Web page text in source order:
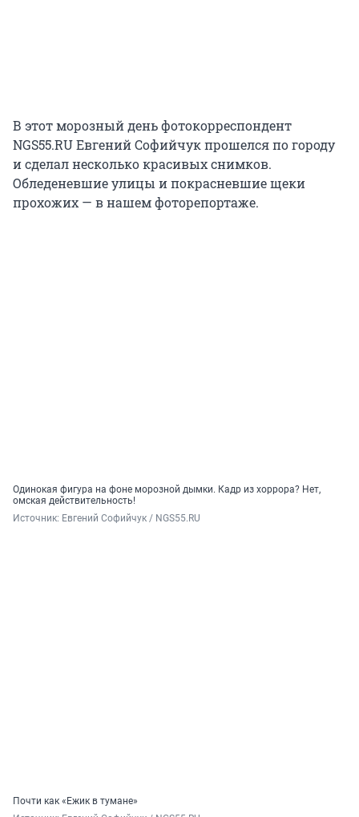
В этот морозный день фотокорреспондент
NGS55.RU Евгений Софийчук прошелся по городу
и сделал несколько красивых снимков.
Обледеневшие улицы и покрасневшие щеки
прохожих — в нашем фоторепортаже.
Одинокая фигура на фоне морозной дымки. Кадр из хоррора? Нет,
омская действительность!
Источник: Евгений Софийчук / NGS55.RU
Почти как «Ежик в тумане»